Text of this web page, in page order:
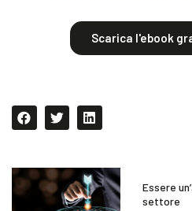
Scarica l'ebook
Essere
settore